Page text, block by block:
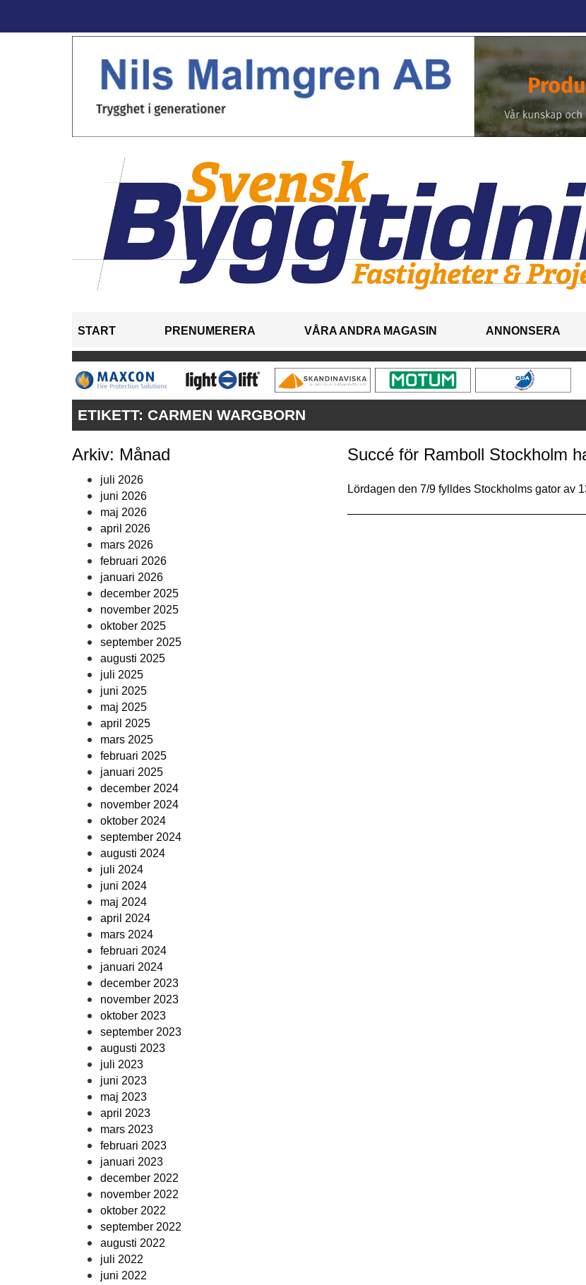
START PRENUMERERA VÅRA ANDRA MAGASIN ANNONSERA
ETIKETT: CARMEN WARGBORN
Arkiv: Månad
juli 2026
juni 2026
maj 2026
april 2026
mars 2026
februari 2026
januari 2026
december 2025
november 2025
oktober 2025
september 2025
augusti 2025
juli 2025
juni 2025
maj 2025
april 2025
mars 2025
februari 2025
januari 2025
december 2024
november 2024
oktober 2024
september 2024
augusti 2024
juli 2024
juni 2024
maj 2024
april 2024
mars 2024
februari 2024
januari 2024
december 2023
november 2023
oktober 2023
september 2023
augusti 2023
juli 2023
juni 2023
maj 2023
april 2023
mars 2023
februari 2023
januari 2023
december 2022
november 2022
oktober 2022
september 2022
augusti 2022
juli 2022
juni 2022
Succé för Ramboll Stockholm
Lördagen den 7/9 fylldes Stockholms gator av